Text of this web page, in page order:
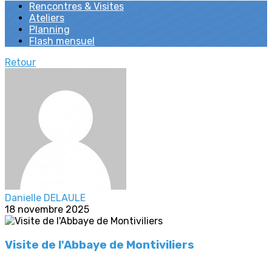
Rencontres & Visites
Ateliers
Planning
Flash mensuel
Retour
Danielle DELAULE
18 novembre 2025
Visite de l'Abbaye de Montiviliers